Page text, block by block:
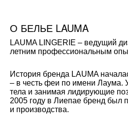
О БЕЛЬЕ LAUMA
LAUMA LINGERIE – ведущий
летним профессиональным
История бренда LAUMA
– в честь феи по имени Лаума.
тела и занимая лидирующие
2005 году в Лиепае бренд был
и производства.